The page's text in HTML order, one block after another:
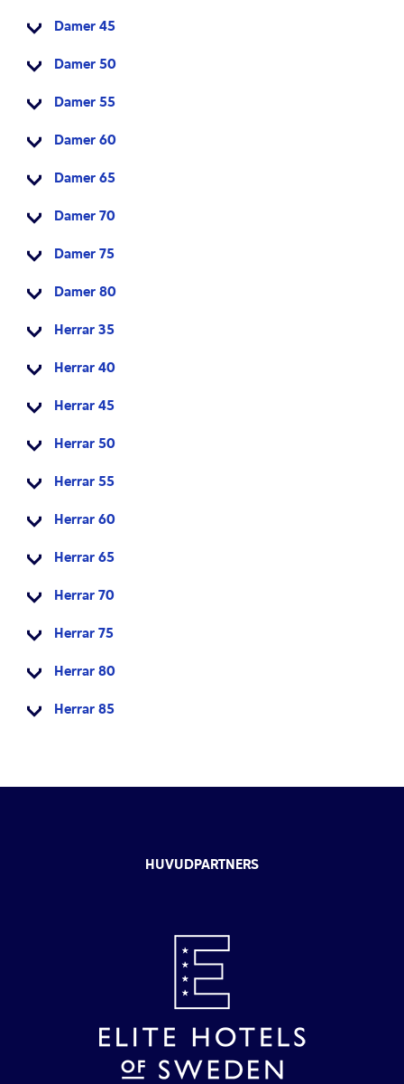
Damer 45
Damer 50
Damer 55
Damer 60
Damer 65
Damer 70
Damer 75
Damer 80
Herrar 35
Herrar 40
Herrar 45
Herrar 50
Herrar 55
Herrar 60
Herrar 65
Herrar 70
Herrar 75
Herrar 80
Herrar 85
HUVUDPARTNERS